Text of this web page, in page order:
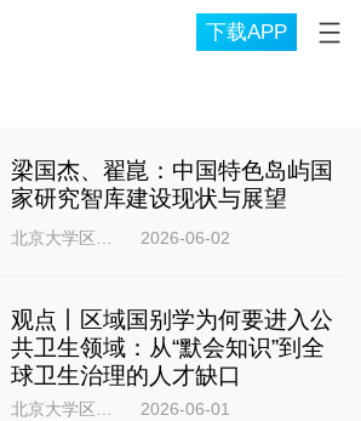
下载APP
梁国杰、翟崑：中国特色岛屿国
家研究智库建设现状与展望
2026-06-02
观点丨区域国别学为何要进入公
共卫生领域：从“默会知识”到全
球卫生治理的人才缺口
北京大学区域与国别研究院 2026-06-01